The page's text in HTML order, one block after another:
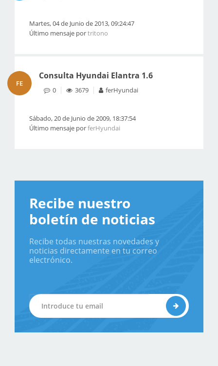
Martes, 04 de Junio de 2013, 09:24:47
Último mensaje portritono
FE
Consulta Hyundai Elantra 1.6
0 3679 ferHyundai
Sábado, 20 de Junio de 2009, 18:37:54
Último mensaje porferHyundai
Recibe nuestro
boletín de noticias
Recibe todas nuestras novedades y
noticias directamente en tu correo
electrónico.